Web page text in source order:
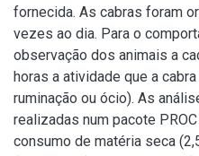
fornecida. As cabras foram
vezes ao dia. Para o
observação dos animais a
horas a atividade que a
ruminação ou ócio). As
realizadas num pacote
consumo de matéria seca